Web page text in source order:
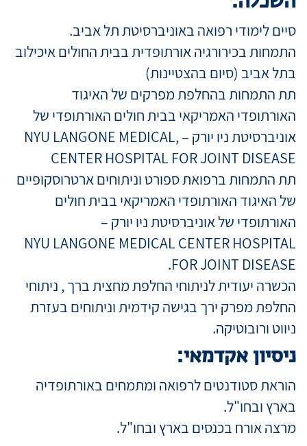
סיים לימודי רפואה באוניברסיטת תל אביב.
התמחות בכירורגיה אורתופדית בבית החולים איכילוב
בתל אביב (סיום בהצטיינות)
תת התמחות בהחלפת מפרקים של האיגוד
האורתופדי האמריקאי בבית חולים האורתופדי של
אוניברסיטת ניו יורק – ,NYU LANGONE MEDICAL
CENTER HOSPITAL FOR JOINT DISEASE
תת התמחות ברפואת ספורט וניתוחים ארטרוסקופיים
של האיגוד האורתופדי האמריקאי בבית חולים
האורתופדי של אוניברסיטת ניו יורק –
NYU LANGONE MEDICAL CENTER HOSPITAL
FOR JOINT DISEASE.
הכשרה יעודית לניתוחי החלפת מחצית ברך , ניתוחי
החלפת מפרק ירך בגישה קידמית וניתוחים בעזרת
ניווט ורובוטיקה.
ניסיון אקדמאי:
הוראת סטודנטים לרפואה ומתמחים באורתופדיה
בארץ ובחו"ל.
מרצה אורח בכנסים בארץ ובחו"ל.